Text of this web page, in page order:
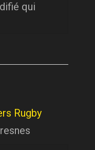
qui
Rugby